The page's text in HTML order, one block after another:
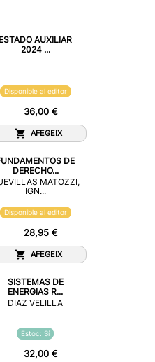
ESTADO AUXILIAR
2024 ...
Disponible al editor
36,00 €
AFEGEIX
DE
DERECHO...
MATOZZI,
IGN...
Disponible al editor
28,95 €
AFEGEIX
SISTEMAS DE
ENERGIAS R...
DIAZ VELILLA
Estoc: Sí
32,00 €